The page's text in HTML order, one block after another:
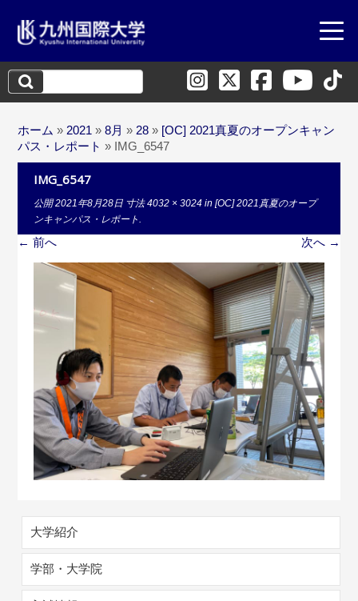
検
索:
ホーム » 2021 » 8月 » 28 » [OC] 2021真夏のオープンキャン
パス・レポート » IMG_6547
IMG_6547
公開 2021年8月28日 寸法4032 × 3024 in [OC] 2021真夏のオープ
ンキャンパス・レポート.
← 前へ 次へ →
大学紹介
学部・大学院